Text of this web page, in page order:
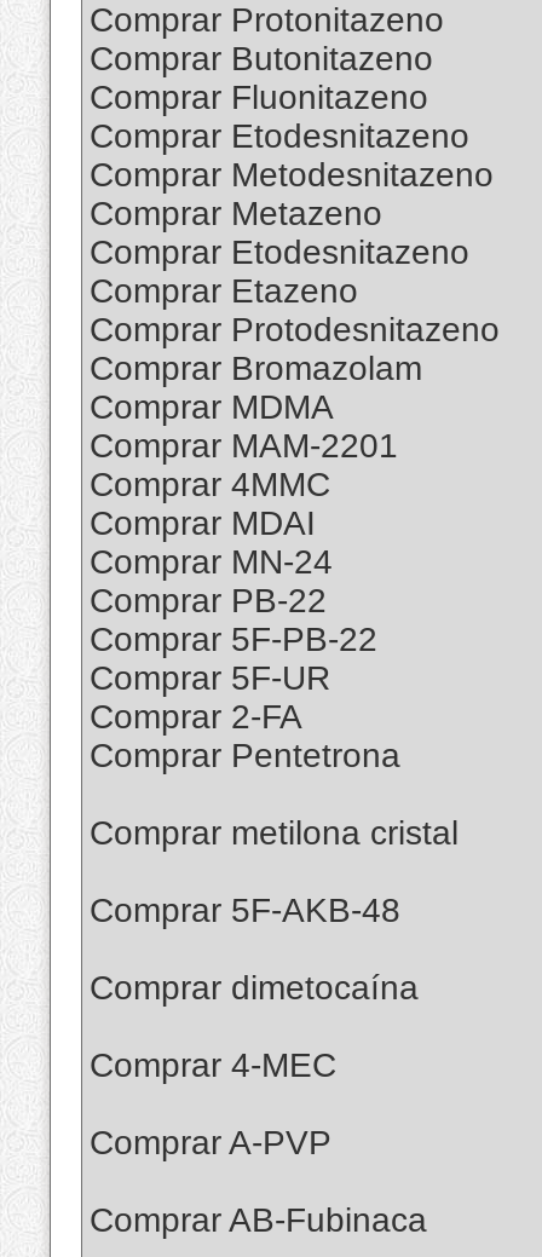
Comprar Protonitazeno
Comprar Butonitazeno
Comprar Fluonitazeno
Comprar Etodesnitazeno
Comprar Metodesnitazeno
Comprar Metazeno
Comprar Etodesnitazeno
Comprar Etazeno
Comprar Protodesnitazeno
Comprar Bromazolam
Comprar MDMA
Comprar MAM-2201
Comprar 4MMC
Comprar MDAI
Comprar MN-24
Comprar PB-22
Comprar 5F-PB-22
Comprar 5F-UR
Comprar 2-FA
Comprar Pentetrona
Comprar metilona cristal
Comprar 5F-AKB-48
Comprar dimetocaína
Comprar 4-MEC
Comprar A-PVP
Comprar AB-Fubinaca